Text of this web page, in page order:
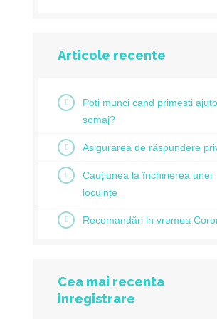
Articole recente
Poti munci cand primesti
somaj?
Asigurarea de răspundere
Cauțiunea la închirierea unei
locuințe
Recomandări in vremea
Cea mai recenta
inregistrare